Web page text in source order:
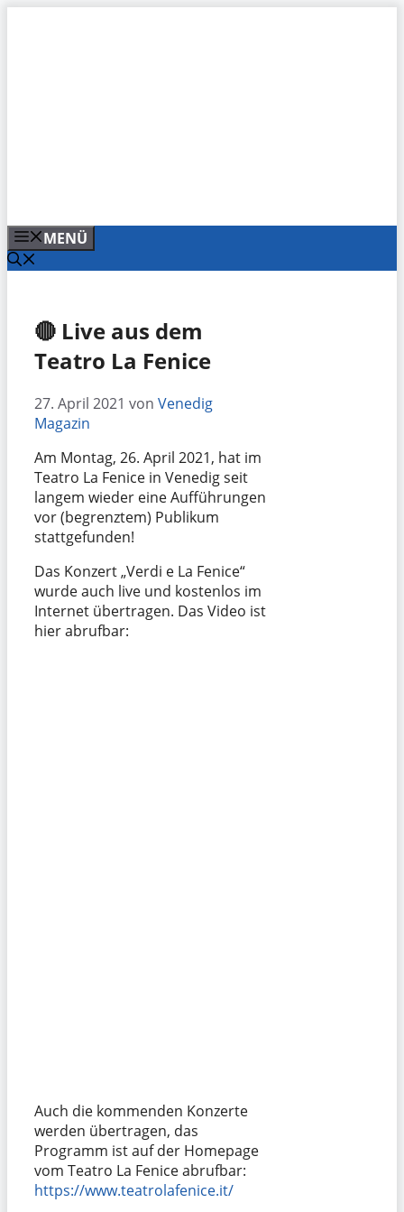
MENÜ
🔴 Live aus dem
Teatro La Fenice
27. April 2021 von Venedig
Magazin
Am Montag, 26. April 2021, hat im
Teatro La Fenice in Venedig seit
langem wieder eine Aufführungen
vor (begrenztem) Publikum
stattgefunden!
Das Konzert „Verdi e La Fenice“
wurde auch live und kostenlos im
Internet übertragen. Das Video ist
hier abrufbar:
Auch die kommenden Konzerte
werden übertragen, das
Programm ist auf der Homepage
vom Teatro La Fenice abrufbar:
https://www.teatrolafenice.it/